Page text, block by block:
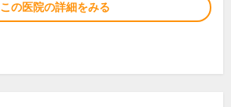
この医院の詳細をみる